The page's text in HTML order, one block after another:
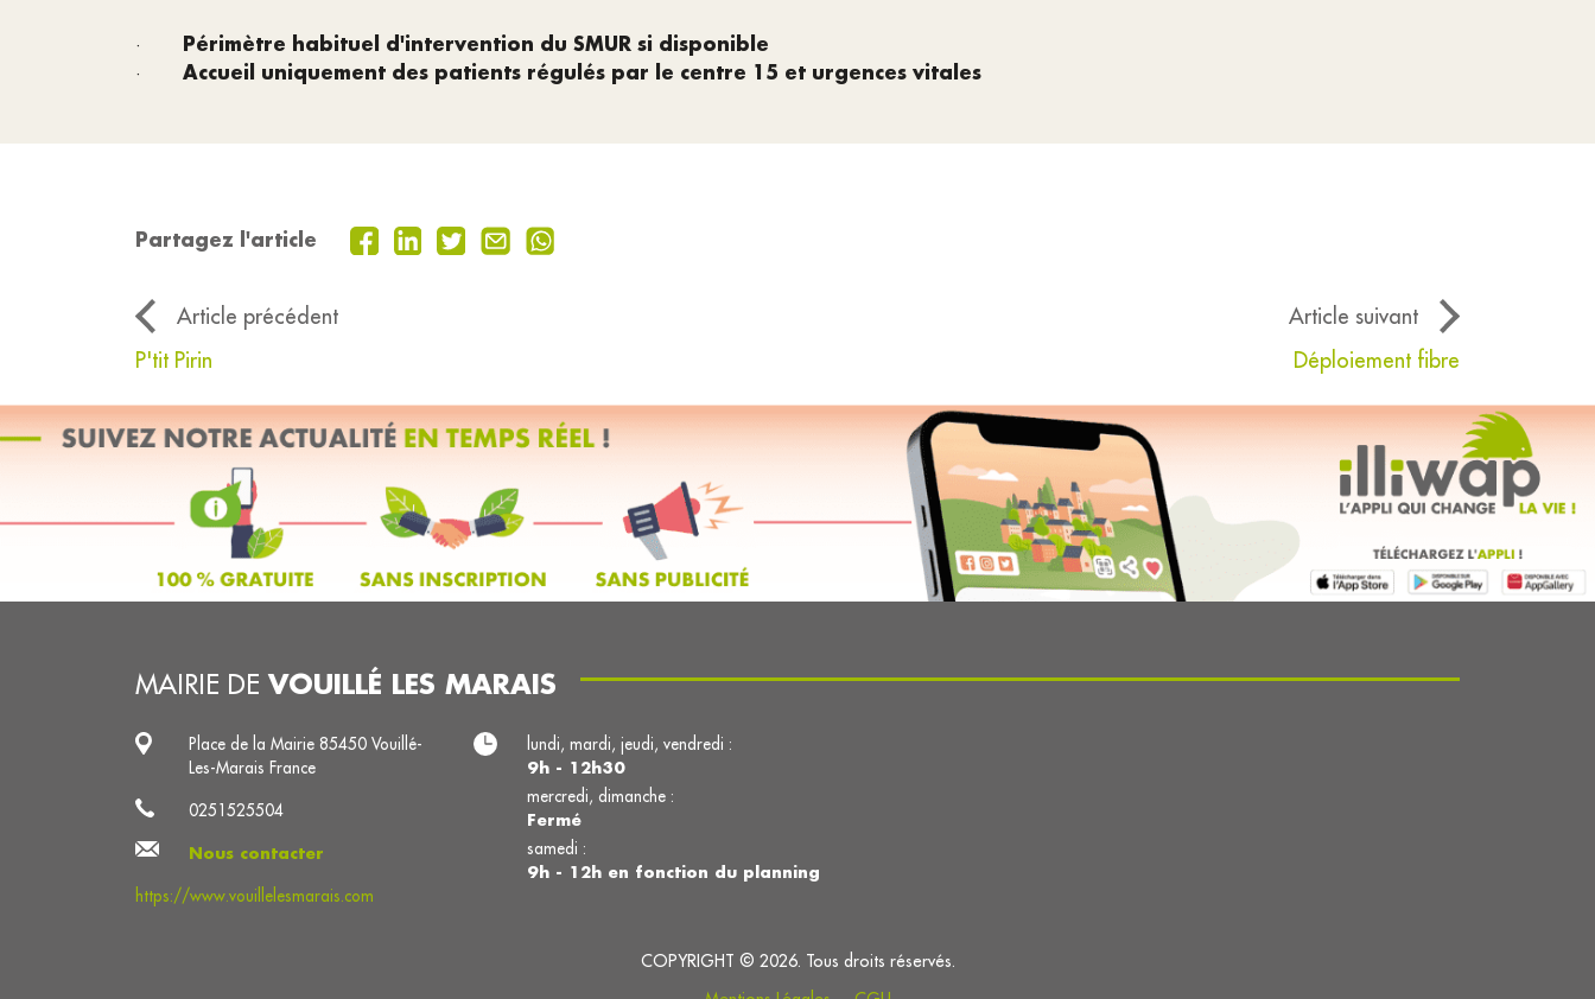
· Périmètre habituel d'intervention du SMUR si disponible
· Accueil uniquement des patients régulés par le centre 15 et urgences vitales
Partagez l'article
Article précédent
Article suivant
P'tit Pirin
Déploiement fibre
MAIRIE DE VOUILLÉ LES MARAIS
Place de la Mairie 85450 Vouillé-
Les-Marais France
0251525504
Nous contacter
https://www.vouillelesmarais.com
lundi, mardi, jeudi, vendredi :
9h - 12h30
mercredi, dimanche :
Fermé
samedi :
9h - 12h en fonction du planning
COPYRIGHT © 2026. Tous droits réservés.